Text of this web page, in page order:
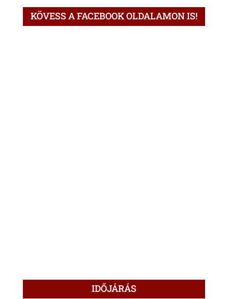
KÖVESS A FACEBOOK OLDALAMON IS!
IDŐJÁRÁS